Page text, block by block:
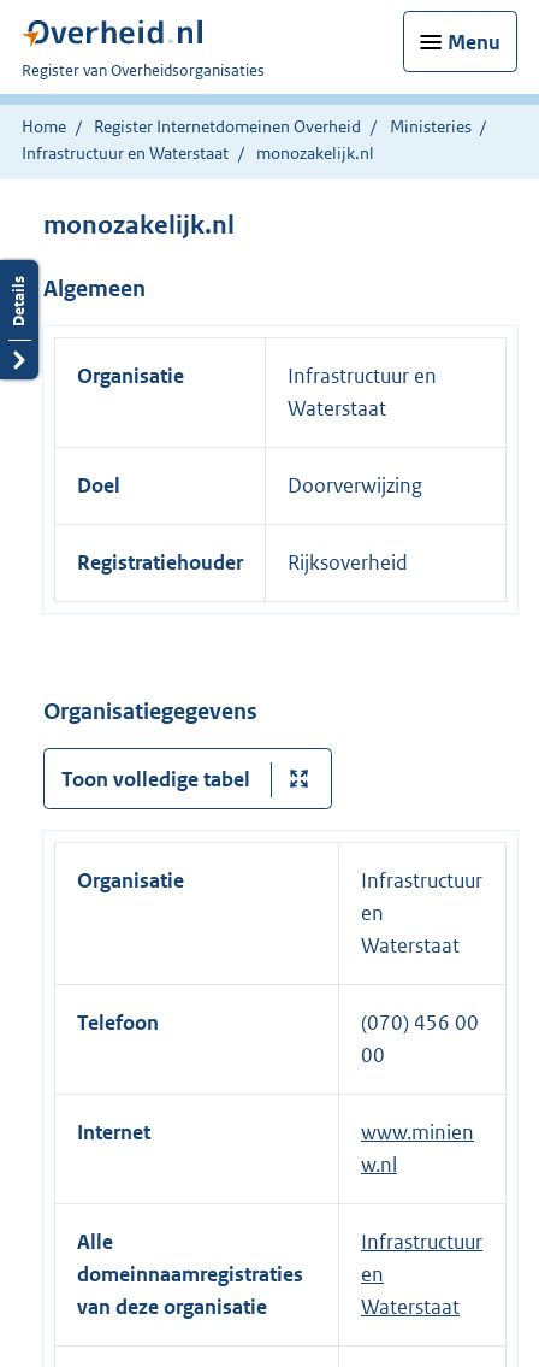
Menu
U
bent
nu
hier:
Register van Overheidsorganisaties
Home Register Internetdomeinen Overheid
Ministeries
Infrastructuur en Waterstaat
monozakelijk.nl
monozakelijk.nl
Algemeen
Organisatie
Infrastructuur en
Waterstaat
Doel Doorverwijzing
Registratiehouder Rijksoverheid
Organisatiegegevens
Toon volledige tabel
Organisatie
Infrastructuur
en
Waterstaat
Telefoon
(070) 456 00
00
Internet
www.minien
w.nl
Alle
domeinnaamregistraties
van deze organisatie
Infrastructuur
en
Waterstaat